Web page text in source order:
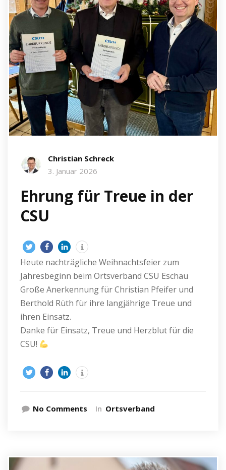
Christian Schreck
3. Januar 2026
Ehrung für Treue in der
CSU
Heute nachträgliche Weihnachtsfeier zum
Jahresbeginn beim Ortsverband CSU Eschau
Große Anerkennung für Christian Pfeifer und
Berthold Rüth für ihre langjährige Treue und
ihren Einsatz.
Danke für Einsatz, Treue und Herzblut für die
CSU!
No Comments In Ortsverband